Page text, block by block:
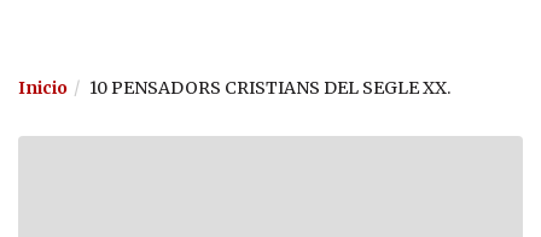
Inicio 10 PENSADORS CRISTIANS DEL SEGLE XX.